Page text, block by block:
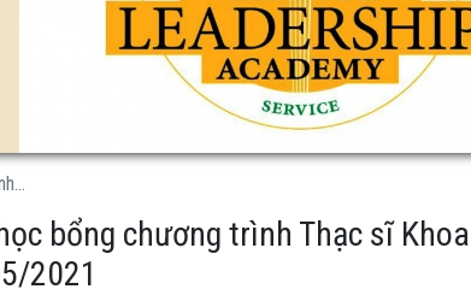
bổng chương trình Thạc sĩ
2021